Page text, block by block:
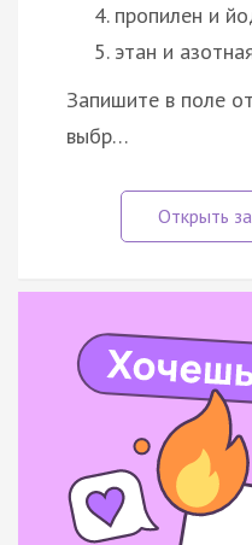
пропилен и
этан и
Запишите в поле
выбр…